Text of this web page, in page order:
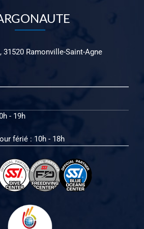
31520 Ramonville-Saint-Agne
- 19h
férié : 10h - 18h